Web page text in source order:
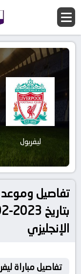
ليفربول
تفاصيل وموعد
الإنجليزي
تفاصيل مباراة